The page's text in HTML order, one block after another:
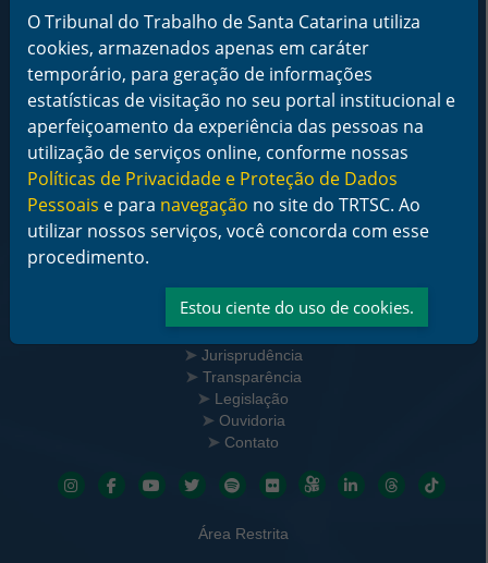
Informações de Contato
Tribunal Regional do Trabalho da 12ª Região
Rua Esteves Júnior, 395, Centro - Florianópolis/SC
CEP 88015-905
CNPJ 02.482.005/0001-23
Horário de Funcionamento:
De segunda a sexta-feira das 12 às 18 horas
Telefone: (48) 3216-4000
Institucional
Serviços
Jurisprudência
Transparência
Legislação
Ouvidoria
Contato
Redes sociais
Área Restrita
O Tribunal do Trabalho de Santa Catarina utiliza
cookies, armazenados apenas em caráter
temporário, para geração de informações
estatísticas de visitação no seu portal institucional e
aperfeiçoamento da experiência das pessoas na
utilização de serviços online, conforme nossas
Políticas de Privacidade e Proteção de Dados
Pessoais e para navegação no site do TRTSC. Ao
utilizar nossos serviços, você concorda com esse
procedimento.
Estou ciente do uso de cookies.